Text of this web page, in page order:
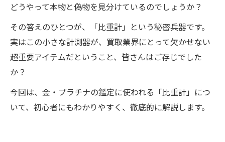
どうやって本物と偽物を見分けているのでしょうか？
その答えのひとつが、「比重計」という秘密兵器です。
実はこの小さな計測器が、買取業界にとって欠かせない
超重要アイテムだということ、皆さんはご存じでした
か？
今回は、金・プラチナの鑑定に使われる「比重計」につ
いて、初心者にもわかりやすく、徹底的に解説します。